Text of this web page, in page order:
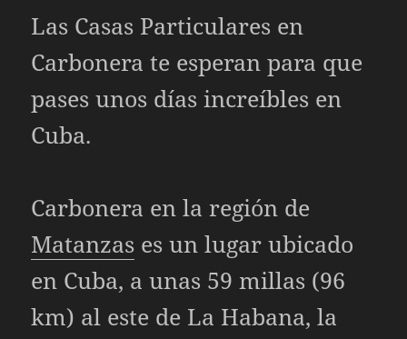
Las Casas Particulares en
Carbonera te esperan para que
pases unos días increíbles en
Cuba.
Carbonera en la región de
Matanzas es un lugar ubicado
en Cuba, a unas 59 millas (96
km) al este de La Habana, la